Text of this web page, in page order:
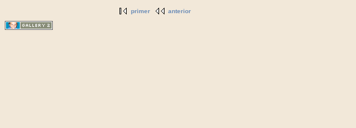
primer anterior